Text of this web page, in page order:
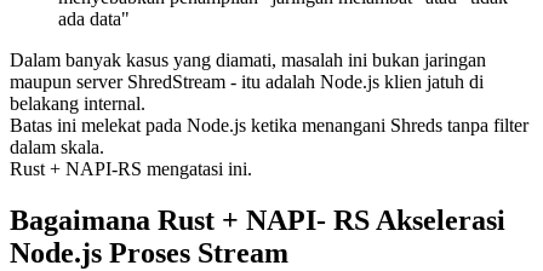
ada data"
Dalam banyak kasus yang diamati, masalah ini bukan jaringan
maupun server ShredStream - itu adalah Node.js klien jatuh di
belakang internal.
Batas ini melekat pada Node.js ketika menangani Shreds tanpa filter
dalam skala.
Rust + NAPI-RS mengatasi ini.
Bagaimana Rust + NAPI- RS Akselerasi
Node.js Proses Stream